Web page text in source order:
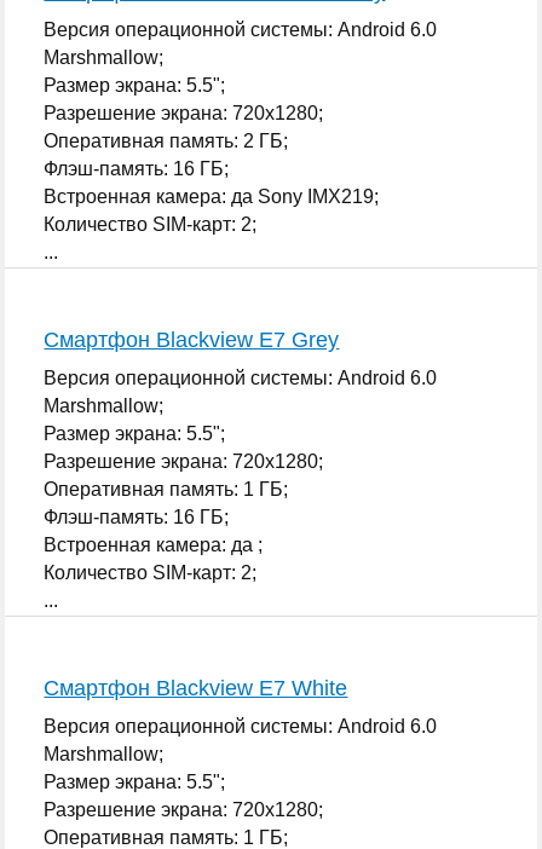
Версия операционной системы: Android 6.0
Marshmallow;
Размер экрана: 5.5";
Разрешение экрана: 720x1280;
Оперативная память: 2 ГБ;
Флэш-память: 16 ГБ;
Встроенная камера: да Sony IMX219;
Количество SIM-карт: 2;
...
Смартфон Blackview E7 Grey
Версия операционной системы: Android 6.0
Marshmallow;
Размер экрана: 5.5";
Разрешение экрана: 720x1280;
Оперативная память: 1 ГБ;
Флэш-память: 16 ГБ;
Встроенная камера: да ;
Количество SIM-карт: 2;
...
Смартфон Blackview E7 White
Версия операционной системы: Android 6.0
Marshmallow;
Размер экрана: 5.5";
Разрешение экрана: 720x1280;
Оперативная память: 1 ГБ;